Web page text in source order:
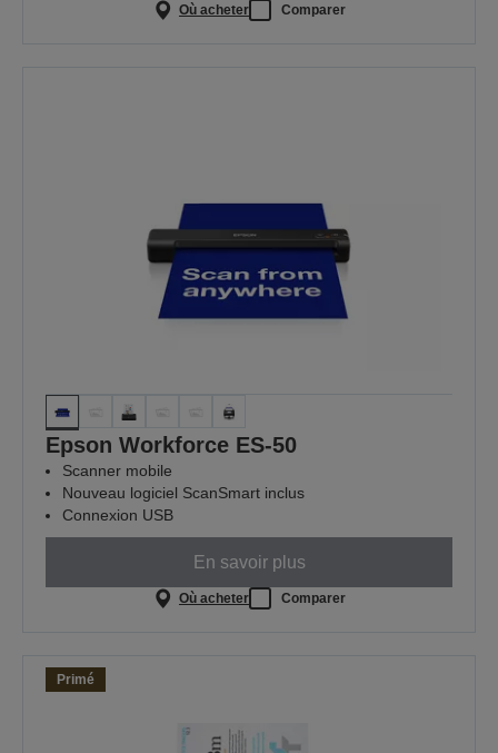
Où acheter Comparer
Epson Workforce ES-50
Scanner mobile
Nouveau logiciel ScanSmart inclus
Connexion USB
En savoir plus
Où acheter Comparer
Primé